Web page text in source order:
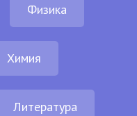
Физика
Химия
Литература